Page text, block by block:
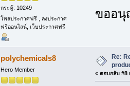
กระทู้: 10249
โพสประกาศฟรี , ลงประกาศ
ฟรีออนไลน์, เว็บประกาศฟรี
ขออนุ
polychemicals8
Hero Member
Re:
« ตอบกลับ #8